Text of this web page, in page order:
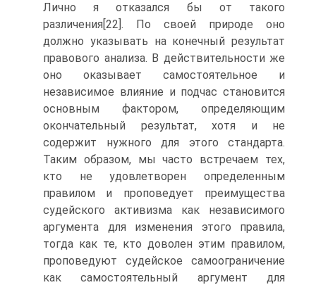
Лично я отказался бы от такого
различения[22]. По своей природе оно
должно указывать на конечный результат
правового анализа. В действительности же
оно оказывает самостоятельное и
независимое влияние и подчас становится
основным фактором, определяющим
окончательный результат, хотя и не
содержит нужного для этого стандарта.
Таким образом, мы часто встречаем тех,
кто не удовлетворен определенным
правилом и проповедует преимущества
судейского активизма как независимого
аргумента для изменения этого правила,
тогда как те, кто доволен этим правилом,
проповедуют судейское самоограничение
как самостоятельный аргумент для